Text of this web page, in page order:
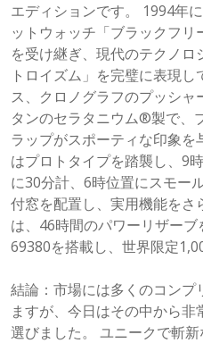
エディションです。 1994年
ットウォッチ「ブラックフ
を受け継ぎ、現代のテクノ
トロイズム」を完璧に表現
ス、クロノグラフのプッシ
タンのセラタニウム®製で、
ラップがスポーティな印象
はプロトタイプを踏襲し、9
に30分計、6時位置にスモー
付窓を配置し、実用機能を
は、46時間のパワーリザー
69380を搭載し、世界限定
結論：市場には多くのコンプ
ますが、今日はその中から
選びました。 ユニークで斬